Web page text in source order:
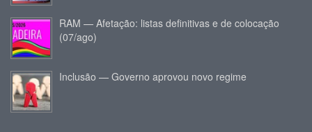
RAM — Afetação: listas definitivas e de colocação
(07/ago)
Inclusão — Governo aprovou novo regime